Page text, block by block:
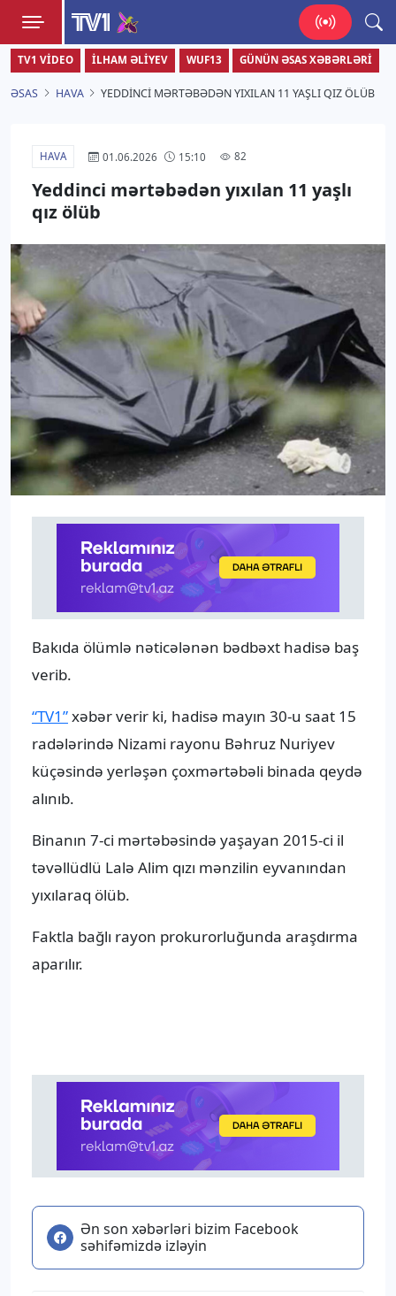
TV1
Zamanı bizimlə yaşa!
TV1 VIDEO İLHAM ƏLIYEV WUF13 GÜNÜN ƏSAS XƏBƏRLƏRI
ƏSAS HAVA YEDDINCI MƏRTƏBƏDƏN YIXILAN 11 YAŞLI QIZ ÖLÜB
HAVA 01.06.2026 15:10 82
Yeddinci mərtəbədən yıxılan 11 yaşlı
qız ölüb
Bakıda ölümlə nəticələnən bədbəxt hadisə baş
verib.
“TV1”xəbər verir ki, hadisə mayın 30-u saat 15
radələrində Nizami rayonu Bəhruz Nuriyev
küçəsində yerləşən çoxmərtəbəli binada qeydə
alınıb.
Binanın 7-ci mərtəbəsində yaşayan 2015-ci il
təvəllüdlü Lalə Alim qızı mənzilin eyvanından
yıxılaraq ölüb.
Faktla bağlı rayon prokurorluğunda araşdırma
aparılır.
Ən son xəbərləri bizim Facebook
səhifəmizdə izləyin